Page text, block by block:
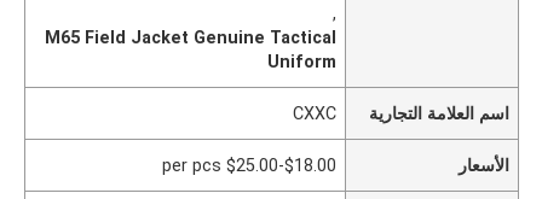
,
M65 Field Jacket Genuine Tactical
Uniform
اسم العلامة التجارية CXXC
الأسعار $18.00-$25.00 per pcs